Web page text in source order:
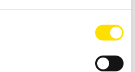
Digital dynamometer
dynamometer med inbyggd lastcell
tryck, alla kapaciteter har mätområden
mellan 2,5 till 2500 N. Den